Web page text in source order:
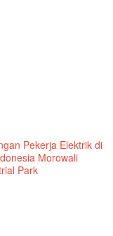
Pekerja Elektrik di
Morowali
Park